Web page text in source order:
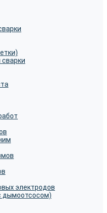
электродов
дымоотсосом)